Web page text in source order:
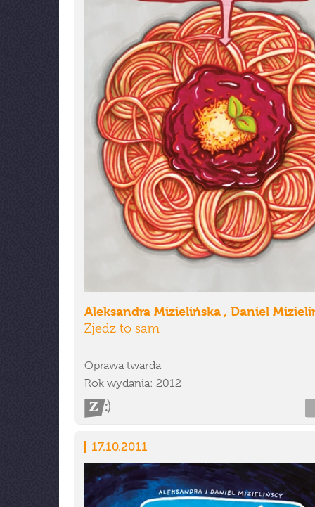
Aleksandra Mizielińska , Daniel
Zjedz to sam
Oprawa twarda
Rok wydania: 2012
17.10.2011